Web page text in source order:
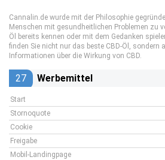
Cannalin.de wurde mit der Philosophie
Menschen mit gesundheitlichen Problemen zu
Öl bereits kennen oder mit dem Gedanken
finden Sie nicht nur das beste CBD-Öl, sondern
Informationen über die Wirkung von CBD.
27 Werbemittel
Start
Stornoquote
Cookie
Freigabe
Mobil-Landingpage